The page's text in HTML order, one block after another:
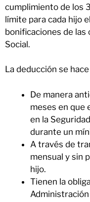
cumplimiento de los
límite para cada hijo
bonificaciones de las
Social.
La deducción se
De manera
meses en que
en la
durante un
A través de
mensual y sin
hijo.
Tienen la